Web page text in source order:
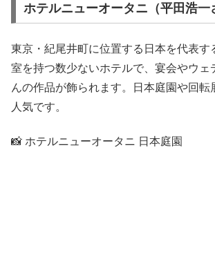
ホテルニューオータニ（平田浩一
東京・紀尾井町に位置する日本を代表す
室を持つ数少ないホテルで、宴会やウェ
んの作品が飾られます。日本庭園や回転
人気です。
📸 ホテルニューオータニ 日本庭園